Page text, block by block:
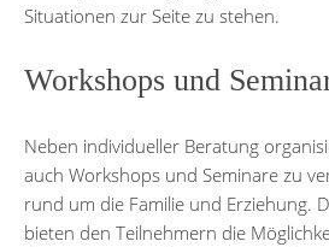
Situationen zur Seite zu stehen.
Workshops und
Neben individueller Beratung
auch Workshops und Seminare zu
rund um die Familie und Erziehung.
bieten den Teilnehmern die